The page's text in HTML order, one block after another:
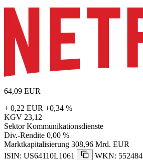
64,09 EUR
+ 0,22 EUR +0,34 %
KGV 23,12
Sektor Kommunikationsdienste
Div.-Rendite 0,00 %
Marktkapitalisierung 308,96 Mrd. EUR
ISIN: US64110L1061
WKN: 552484